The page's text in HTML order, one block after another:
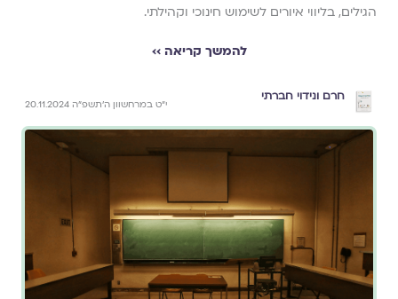
הגילים, בליווי איורים לשימוש חינוכי וקהילתי.
להמשך קריאה ››
חרם ונידוי חברתי
י״ט במרחשוון ה׳תשפ״ה 20.11.2024